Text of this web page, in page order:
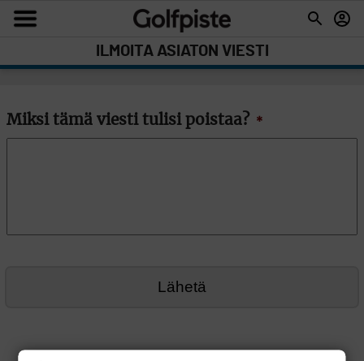
ILMOITA ASIATON VIESTI
Miksi tämä viesti tulisi poistaa? *